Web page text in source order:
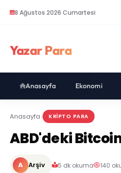
8 Ağustos 2026 Cumartesi
Yazar Para
Anasayfa Ekonomi
Anasayfa KRIPTO PARA
ABD'deki
A Arşiv 5 dk okuma 140